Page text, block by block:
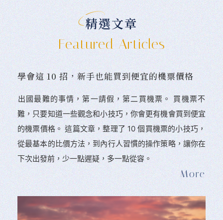
精選文章
Featured Articles
學會這 10 招，新手也能買到便宜的機票價格
󠀠出國最難的事情，第一請假，第二買機票。 󠀠買機票不
難，只要知道一些觀念和小技巧，你會更有機會買到便宜
的機票價格。 這篇文章，整理了 10 個買機票的小技巧，
從最基本的比價方法，到內行人習慣的操作策略，讓你在
下次出發前，少一點遲疑，多一點從容。